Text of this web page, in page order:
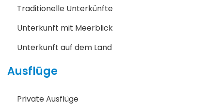
Traditionelle Unterkünfte
Unterkunft mit Meerblick
Unterkunft auf dem Land
Ausflüge
Private Ausflüge